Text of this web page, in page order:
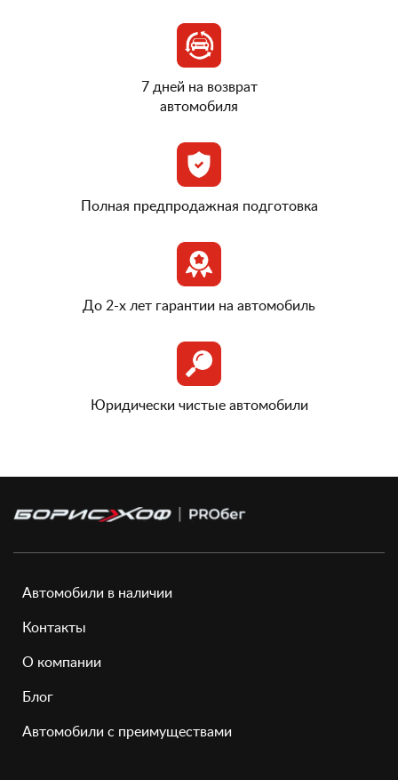
7 дней на возврат
автомобиля
Полная предпродажная подготовка
До 2-х лет гарантии на автомобиль
Юридически чистые автомобили
Автомобили в наличии
Контакты
О компании
Блог
Автомобили с преимуществами